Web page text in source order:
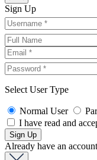
Sign Up
Select User Type
Normal User
I have read and
Already have an